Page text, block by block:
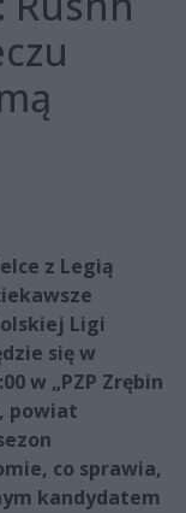
z Legią
Ligi
się w
w „PZP Zrębin
powiat
co sprawia,
kandydatem